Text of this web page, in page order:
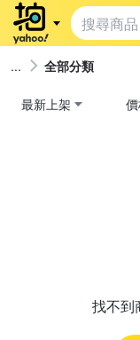
全部分類
最新上架
找不到